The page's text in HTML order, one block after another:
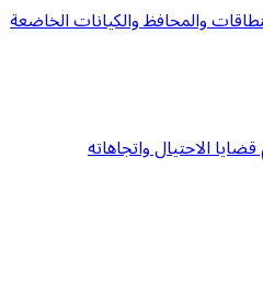
والمحافظ والكيانات الخاضعة
الاحتيال واتجاهاته